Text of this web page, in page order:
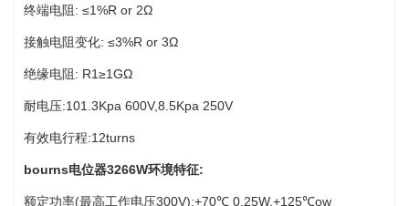
终端电阻: ≤1%R or 2Ω
接触电阻变化: ≤3%R or 3Ω
绝缘电阻: R1≥1GΩ
耐电压:101.3Kpa 600V,8.5Kpa 250V
有效电行程:12turns
bourns电位器3266W环境特征:
额定功率(最高工作电压300V):+70℃ 0.25W,+125℃ow